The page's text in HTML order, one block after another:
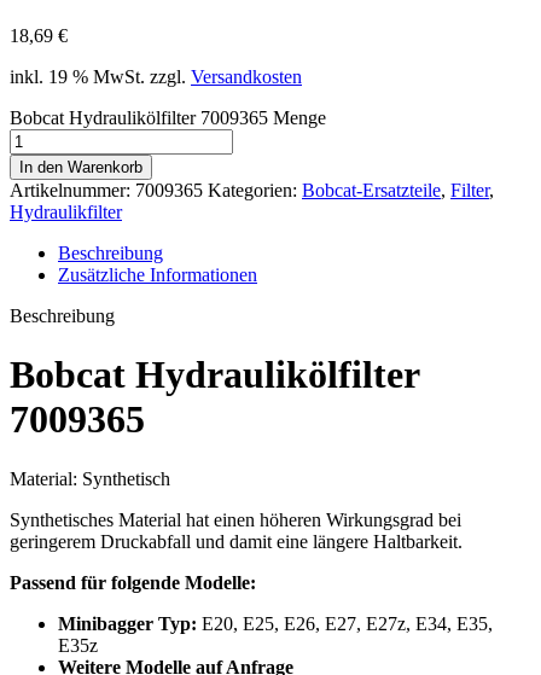
18,69 €
inkl. 19 % MwSt. zzgl. Versandkosten
Bobcat Hydraulikölfilter 7009365 Menge
In den Warenkorb
Artikelnummer: 7009365 Kategorien: Bobcat-Ersatzteile, Filter,
Hydraulikfilter
Beschreibung
Zusätzliche Informationen
Beschreibung
Bobcat Hydraulikölfilter
7009365
Material: Synthetisch
Synthetisches Material hat einen höheren Wirkungsgrad bei
geringerem Druckabfall und damit eine längere Haltbarkeit.
Passend für folgende Modelle:
Minibagger Typ: E20, E25, E26, E27, E27z, E34, E35,
E35z
Weitere Modelle auf Anfrage